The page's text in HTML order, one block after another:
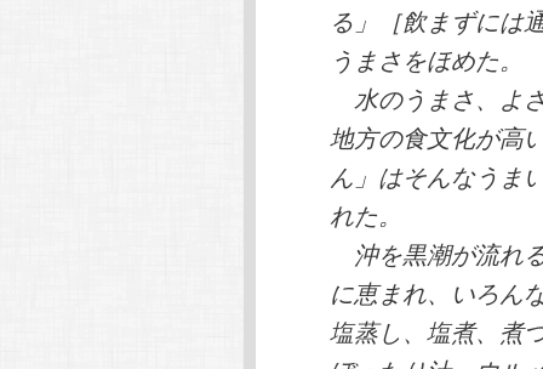
る」［飲まずには
うまさをほめた。
水のうまさ、よ
地方の食文化が高
ん」はそんなうま
れた。
沖を黒潮が流れ
に恵まれ、いろん
塩蒸し、塩煮、煮